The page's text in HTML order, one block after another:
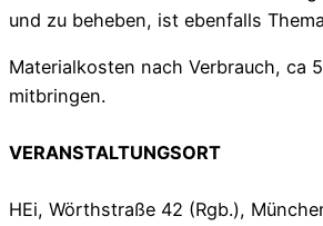
und zu beheben, ist ebenfalls
Materialkosten nach Verbrauch, ca
mitbringen.
VERANSTALTUNGSORT
HEi, Wörthstraße 42 (Rgb.),